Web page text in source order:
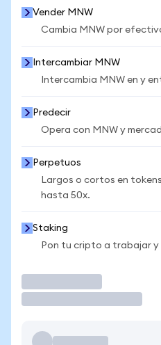
Vender MNW
Cambia MNW por
Intercambiar MNW
Intercambia MNW en y
Predecir
Opera con MNW y
Perpetuos
Largos o cortos en
hasta 50x.
Staking
Pon tu cripto a trabajar y